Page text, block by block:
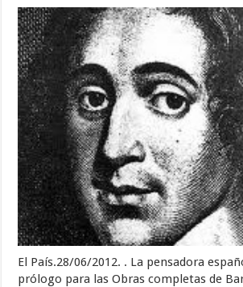
El País.28/06/2012. . La pensadora
prólogo para las Obras completas de